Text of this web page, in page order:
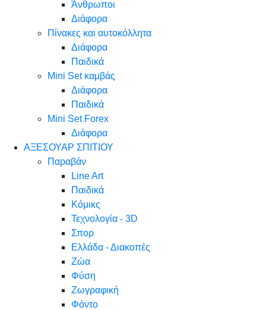
Άνθρωποι
Διάφορα
Πίνακες και αυτοκόλλητα
Διάφορα
Παιδικά
Mini Set καμβάς
Διάφορα
Παιδικά
Mini Set Forex
Διάφορα
ΑΞΕΣΟΥΑΡ ΣΠΙΤΙΟΥ
Παραβάν
Line Art
Παιδικά
Κόμικς
Τεχνολογία - 3D
Σπορ
Ελλάδα - Διακοπές
Ζώα
Φύση
Ζωγραφική
Φόντο